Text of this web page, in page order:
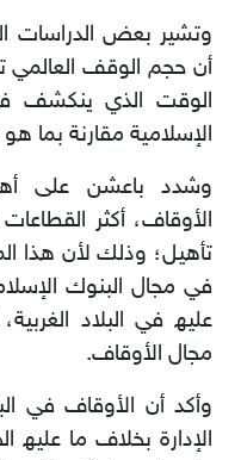
وﺗﺸﯿﺮ ﺑﻌﺾ اﻟﺪراﺳﺎت
اﻟﻮﻗﺖ اﻟﺬي ﯾﻨﻜﺸﻒ
اﻹﺳﻼﻣﯿﺔ ﻣﻘﺎرﻧﺔ ﺑﻤﺎ ھﻮ
وﺷﺪد ﺑﺎﻋﺸﻦ ﻋﻠﻰ
اﻷوﻗﺎف، أﻛﺜﺮ اﻟﻘﻄﺎﻋﺎت
ﺗﺄھﯿﻞ؛ وذﻟﻚ ﻷن ھﺬا
ﻓﻲ ﻣﺠﺎل اﻟﺒﻨﻮك
ﻋﻠﯿﮫ ﻓﻲ اﻟﺒﻼد
ﻣﺠﺎل اﻷوﻗﺎف.
وأﻛﺪ أن اﻷوﻗﺎف ﻓﻲ
اﻹدارة ﺑﺨﻼف ﻣﺎ ﻋﻠﯿﮫ